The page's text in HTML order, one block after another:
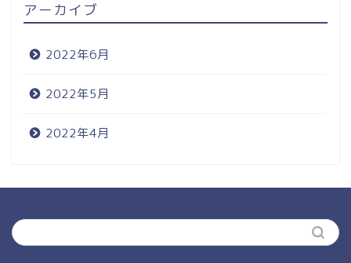
アーカイブ
2022年6月
2022年5月
2022年4月